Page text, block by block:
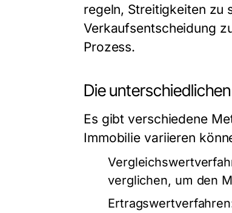
regeln, Streitigkeiten zu
Verkaufsentscheidung
Prozess.
Die
Es gibt verschiedene
Immobilie variieren
verglichen, um den